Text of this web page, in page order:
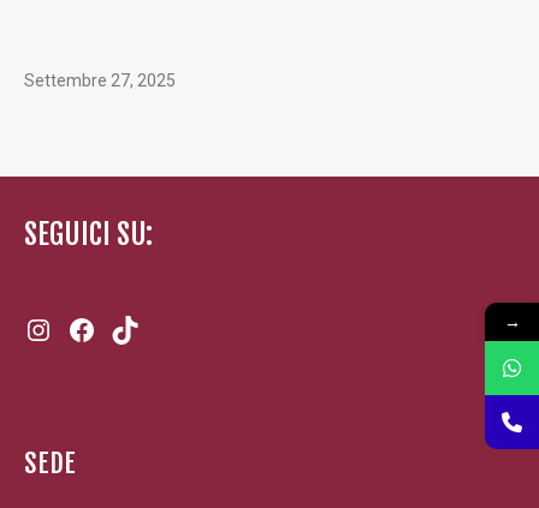
Settembre 27, 2025
SEGUICI SU:
Instagram
Facebook
SEDE
→